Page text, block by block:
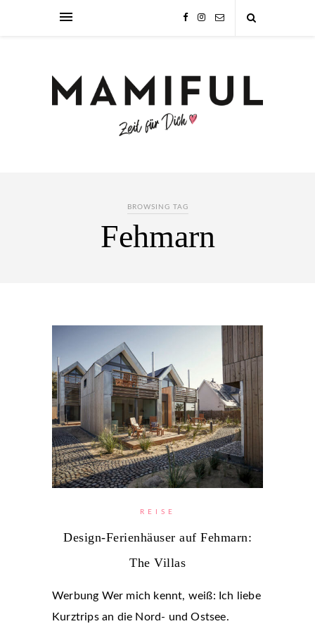
BROWSING TAG
Fehmarn
REISE
Design-Ferienhäuser auf Fehmarn:
The Villas
Werbung Wer mich kennt, weiß: Ich liebe
Kurztrips an die Nord- und Ostsee.